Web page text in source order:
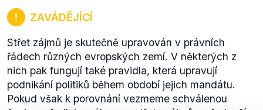
běžná, neboť každý zákon zpravidla práva jedince
či nevhodnost tohoto zásahu. Příkladně ve stížnosti
naslužební zákon(.pdf) šlo o namítané právo vlády
předložit k návrhu stanovisko. Tvrzený zásah do
práv je jednou z nezbytnýchnáležitostíústavní
stížnosti.
ZAVÁDĚJÍCÍ
Střet zájmů je skutečně upravován v právních
řádech různých evropských zemí. V některých z
nich pak fungují také pravidla, která upravují
podnikání politiků během období jejich mandátu.
Pokud však k porovnání vezmeme schválenou